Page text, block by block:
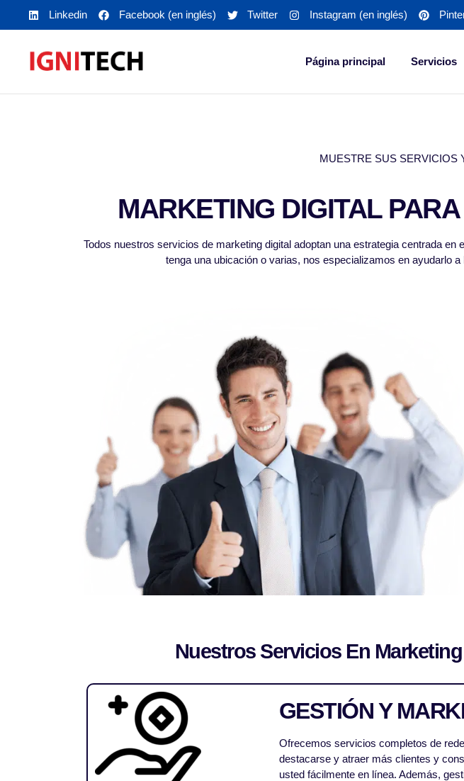
Linkedin Facebook (en inglés) Twitter Instagram (en inglés)
Página principal Servicios
MUESTRE SUS SERVICIOS
MARKETING DIGITAL
Todos nuestros servicios de marketing digital adoptan una estrategia centrada
tenga una ubicación o varias, nos especializamos en ayudarlo
Nuestros Servicios En
GESTIÓN Y
Ofrecemos servicios completos de
destacarse y atraer más clientes y
usted fácilmente en línea. Además,